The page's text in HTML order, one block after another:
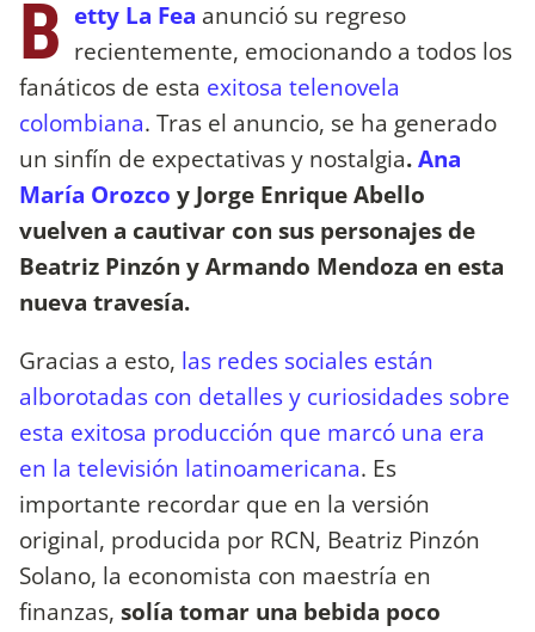
B etty La Fea anunció su regreso
recientemente, emocionando a todos los
fanáticos de esta exitosa telenovela
colombiana. Tras el anuncio, se ha generado
un sinfín de expectativas y nostalgia.Ana
María Orozco y Jorge Enrique Abello
vuelven a cautivar con sus personajes de
Beatriz Pinzón y Armando Mendoza en esta
nueva travesía.
Gracias a esto, las redes sociales están
alborotadas con detalles y curiosidades sobre
esta exitosa producción que marcó una era
en la televisión latinoamericana. Es
importante recordar que en la versión
original, producida por RCN, Beatriz Pinzón
Solano, la economista con maestría en
finanzas, solía tomar una bebida poco